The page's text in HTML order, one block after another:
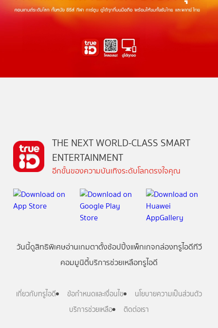
THE NEXT WORLD-CLASS SMART
ENTERTAINMENT
อีกขั้นของความบันเทิงระดับโลกตรงใจคุณ
วันนี้ดูสิทธิพิเศษอ่านเกมตาตั้งช้อปปิ้งแพ็กเกจกล่องทรูไอดีทีวี
คอมมูนิตี้บริการช่วยเหลือทรูไอดี
เกี่ยวกับทรูไอดี ข้อกำหนดและเงื่อนไข
นโยบายความเป็นส่วนตัว
บริการช่วยเหลือ
ติดต่อเรา